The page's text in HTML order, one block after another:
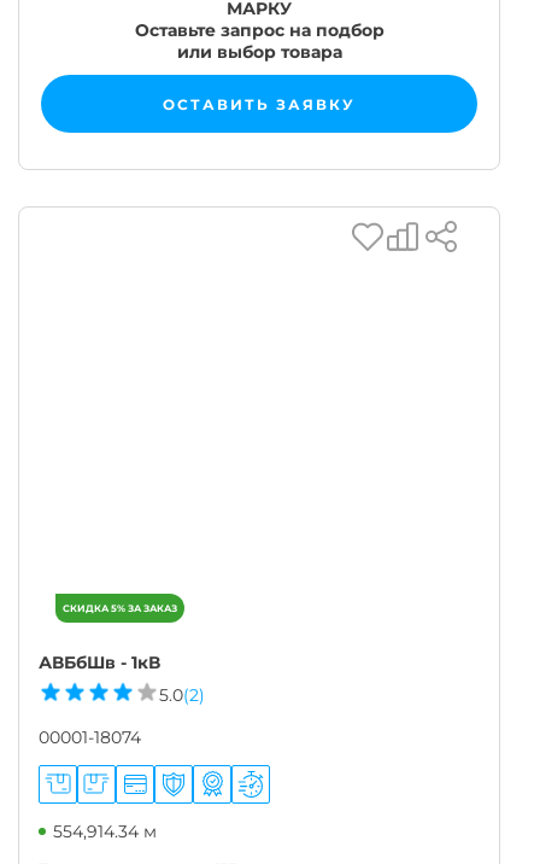
МАРКУ
Оставьте запрос на подбор
или выбор товара
ОСТАВИТЬ ЗАЯВКУ
АВБбШв - 1кВ
5.0(2)
00001-18074
554,914.34 м